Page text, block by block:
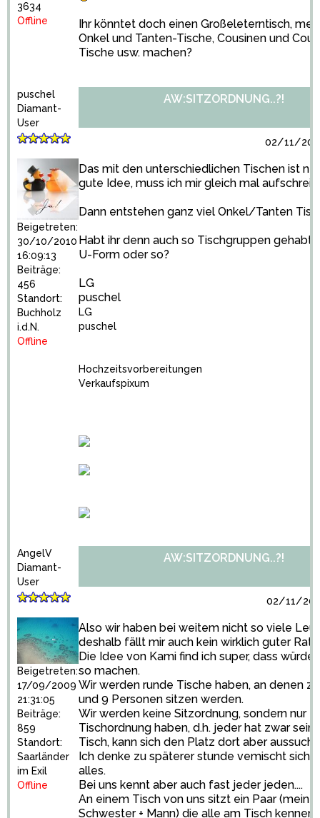
3634
Offline
Ihr könntet doch einen Großeleterntisch,
Onkel und Tanten-Tische, Cousinen und
Tische usw. machen?
puschel
Diamant-
User
Beigetreten:
30/10/2010
16:09:13
Beiträge:
456
Standort:
Buchholz
i.d.N.
Offline
AW:SITZORDNUNG..?!
02/11/
Das mit den unterschiedlichen Tischen ist
gute Idee, muss ich mir gleich mal
Dann entstehen ganz viel Onkel/Tanten
Habt ihr denn auch so Tischgruppen gehabt
U-Form oder so?
LG
puschel
LG
puschel
Hochzeitsvorbereitungen
Verkaufspixum
AngelV
Diamant-
User
Beigetreten:
17/09/2009
21:31:05
Beiträge:
859
Standort:
Saarländer
im Exil
Offline
AW:SITZORDNUNG..?!
02/11/
Also wir haben bei weitem nicht so viele
deshalb fällt mir auch kein wirklich guter Rat
Die Idee von Kami find ich super, dass würde
so machen.
Wir werden runde Tische haben, an denen
und 9 Personen sitzen werden.
Wir werden keine Sitzordnung, sondern nur
Tischordnung haben, d.h. jeder hat zwar
Tisch, kann sich den Platz dort aber
Ich denke zu späterer stunde vemischt sich
alles.
Bei uns kennt aber auch fast jeder jeden....
An einem Tisch von uns sitzt ein Paar (meine
Schwester + Mann) die alle am Tisch kennen,